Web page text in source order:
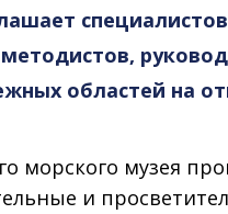
областей на
морского музея
и